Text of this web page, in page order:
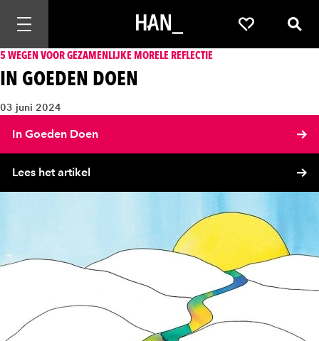
Mobiele navigatie openen Favorieten
5 WEGEN VOOR GEZAMENLIJKE MORELE REFLECTIE
IN GOEDEN DOEN
03 juni 2024
In Goeden Doen
Lees het artikel